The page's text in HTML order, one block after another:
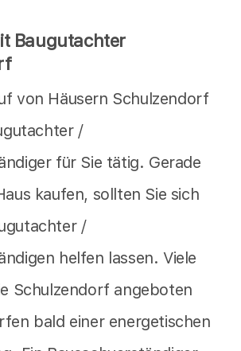
Baugutachter
von Häusern Schulzendorf
/
für Sie tätig. Gerade
kaufen, sollten Sie sich
/
helfen lassen. Viele
Schulzendorf angeboten
bald einer energetischen